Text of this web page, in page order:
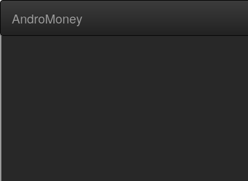
AndroMoney